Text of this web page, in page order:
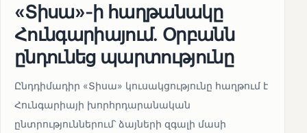
«Տիսա»-ի հաղթանակը
Հունգարիայում․ Օրբանն
ընդունեց պարտությունը
Ընդդիմադիր «Տիսա» կուսակցությունը հաղթում է
Հունգարիայի խորհրդարանական
ընտրություններում՝ ձայների զգալի մասի